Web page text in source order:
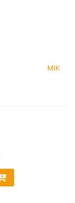
MIK